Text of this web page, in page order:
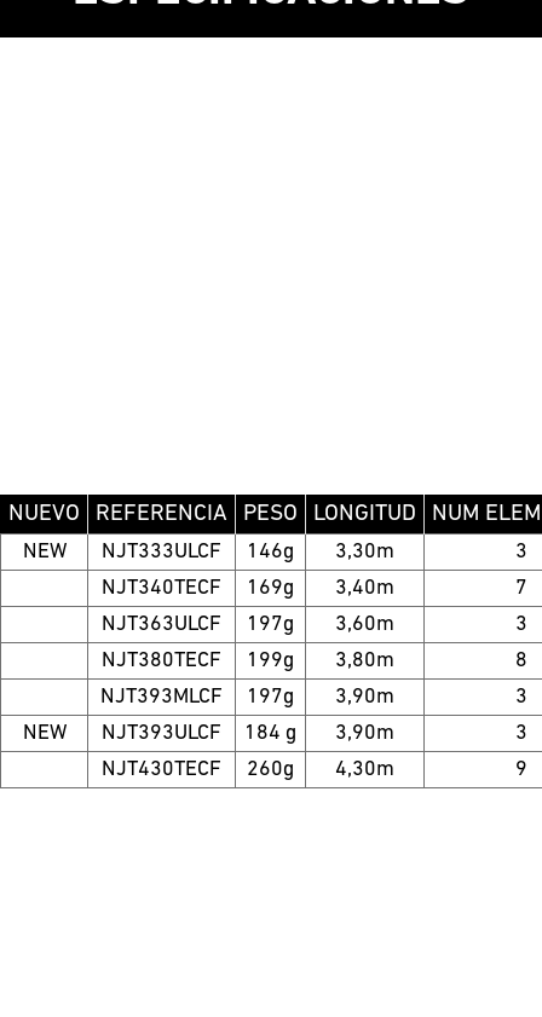
NUEVO REFERENCIA PESO LONGITUD NUM
NEW NJT333ULCF 146g 3,30m
3
NJT340TECF
169g 3,40m
7
NJT363ULCF
197g 3,60m
3
NJT380TECF
199g 3,80m
8
NJT393MLCF
197g 3,90m
3
NEW
NJT393ULCF 184 g 3,90m
3
NJT430TECF
260g 4,30m 9